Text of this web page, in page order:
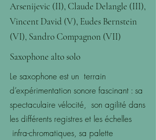
Arsenijevic (II), Claude Delangle (III),
Vincent David (V), Eudes Bernstein
(VI), Sandro Compagnon (VII)
Saxophone alto solo
Le saxophone est un terrain
d’expérimentation sonore fascinant : sa
spectaculaire vélocité, son agilité dans
les différents registres et les échelles
infra-chromatiques, sa palette